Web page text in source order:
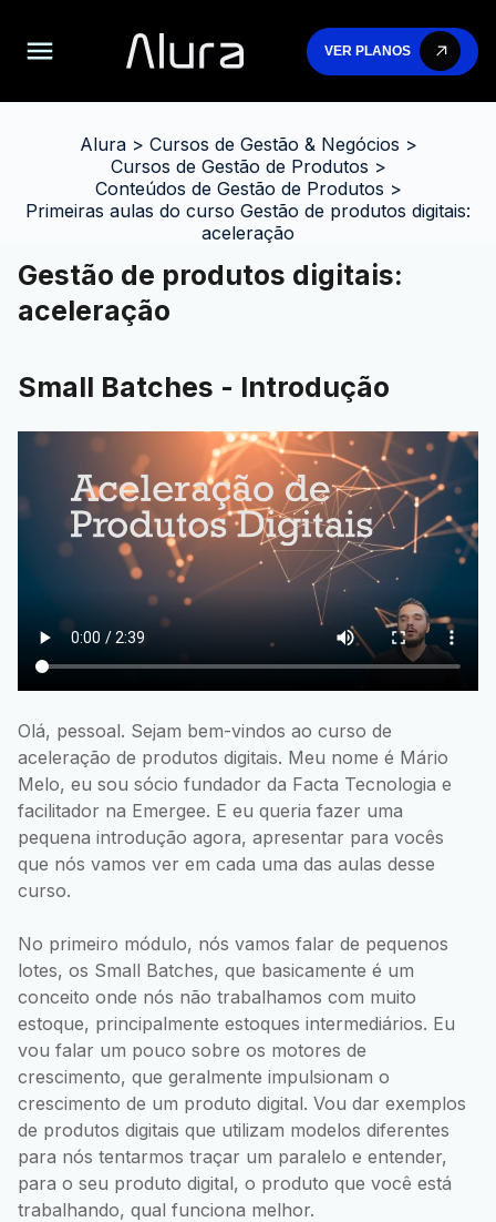
VER PLANOS
Alura> Cursos de Gestão & Negócios >
Cursos de Gestão de Produtos >
Conteúdos de Gestão de Produtos >
Primeiras aulas do curso Gestão de produtos digitais:
aceleração
Gestão de produtos digitais:
aceleração
Small Batches - Introdução
Olá, pessoal. Sejam bem-vindos ao curso de
aceleração de produtos digitais. Meu nome é Mário
Melo, eu sou sócio fundador da Facta Tecnologia e
facilitador na Emergee. E eu queria fazer uma
pequena introdução agora, apresentar para vocês
que nós vamos ver em cada uma das aulas desse
curso.
No primeiro módulo, nós vamos falar de pequenos
lotes, os Small Batches, que basicamente é um
conceito onde nós não trabalhamos com muito
estoque, principalmente estoques intermediários. Eu
vou falar um pouco sobre os motores de
crescimento, que geralmente impulsionam o
crescimento de um produto digital. Vou dar exemplos
de produtos digitais que utilizam modelos diferentes
para nós tentarmos traçar um paralelo e entender,
para o seu produto digital, o produto que você está
trabalhando, qual funciona melhor.